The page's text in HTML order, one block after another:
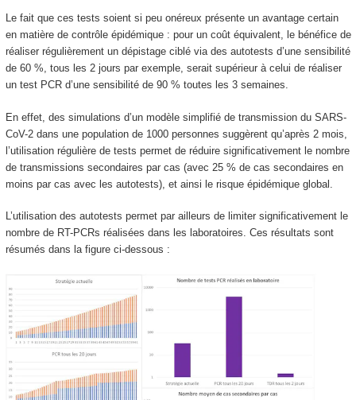
Le fait que ces tests soient si peu onéreux présente un avantage certain
en matière de contrôle épidémique : pour un coût équivalent, le bénéfice de
réaliser régulièrement un dépistage ciblé via des autotests d’une sensibilité
de 60 %, tous les 2 jours par exemple, serait supérieur à celui de réaliser
un test PCR d’une sensibilité de 90 % toutes les 3 semaines.
En effet, des simulations d’un modèle simplifié de transmission du SARS-
CoV-2 dans une population de 1000 personnes suggèrent qu’après 2 mois,
l’utilisation régulière de tests permet de réduire significativement le nombre
de transmissions secondaires par cas (avec 25 % de cas secondaires en
moins par cas avec les autotests), et ainsi le risque épidémique global.
L’utilisation des autotests permet par ailleurs de limiter significativement le
nombre de RT-PCRs réalisées dans les laboratoires. Ces résultats sont
résumés dans la figure ci-dessous :